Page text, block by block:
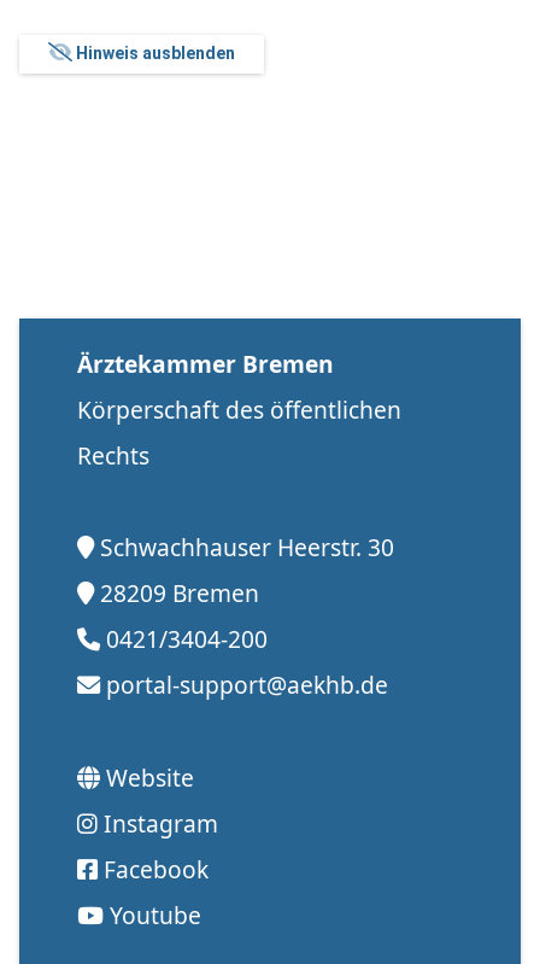
Hinweis ausblenden
Ärztekammer Bremen
Körperschaft des öffentlichen
Rechts
Schwachhauser Heerstr. 30
28209 Bremen
0421/3404-200
portal-support@aekhb.de
Website
Instagram
Facebook
Youtube